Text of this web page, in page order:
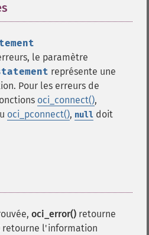
le paramètre
représente une
Pour les erreurs de
oci_connect(),
oci_pconnect(), null doit
oci_error() retourne
retourne l'information